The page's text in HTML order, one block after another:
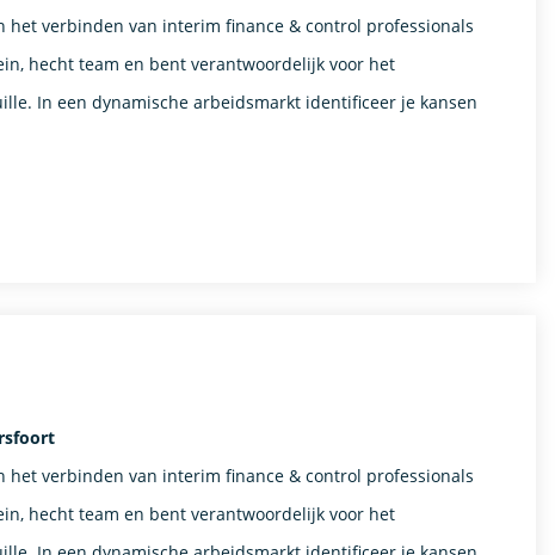
verbinden van interim finance & control professionals
hecht team en bent verantwoordelijk voor het
In een dynamische arbeidsmarkt identificeer je kansen
verbinden van interim finance & control professionals
hecht team en bent verantwoordelijk voor het